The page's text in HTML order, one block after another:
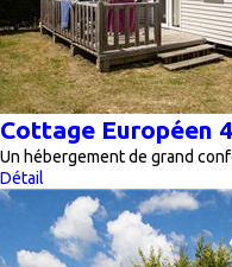
Cottage Européen
Un hébergement de grand
Détail